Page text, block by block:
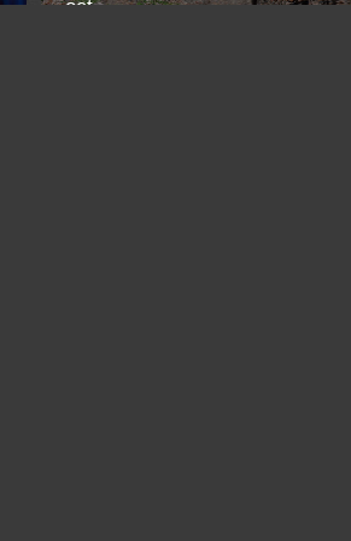
oct.